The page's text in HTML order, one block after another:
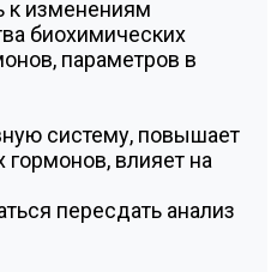
к изменениям
биохимических
параметров в
систему, повышает
влияет на
пересдать анализ